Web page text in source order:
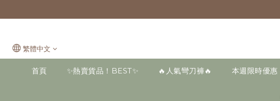
繁體中文
首頁 ✨熱賣貨品！BEST✨ 🔥人氣彎刀褲🔥 本週限時優惠